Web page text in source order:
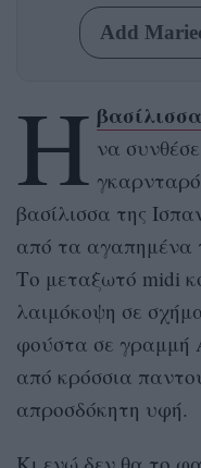
Add
Η να
βασίλισσα της
από τα αγαπημένα
Το μεταξωτό midi
λαιμόκοψη σε
φούστα σε γραμμή
από κρόσσια
απροσδόκητη υφή.